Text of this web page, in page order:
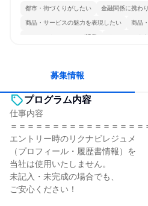
都市・街づくりがしたい 金融関係に携わ
商品・サービスの魅力を表現したい 商品
コミュニケーションが活発 チームワーク
募集情報
プログラム内容
仕事内容
＝＝＝＝＝＝＝＝＝＝＝＝＝＝＝＝
エントリー時のリクナビレジュメ
（プロフィール・履歴書情報）を
当社は使用いたしません。
未記入・未完成の場合でも、
ご安心ください！